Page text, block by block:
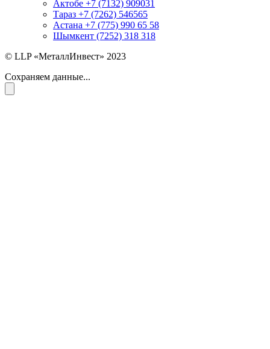
Актобе +7 (7132) 909031
Тараз +7 (7262) 546565
Астана +7 (775) 990 65 58
Шымкент (7252) 318 318
© LLP «МеталлИнвест» 2023
Сохраняем данные...